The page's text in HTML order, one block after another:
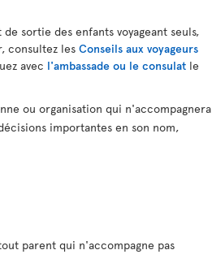
sortie des enfants voyageant seuls,
consultez les Conseils aux voyageurs
avec l'ambassade ou le consulat le
ou organisation qui n'accompagnera
importantes en son nom,
parent qui n'accompagne pas